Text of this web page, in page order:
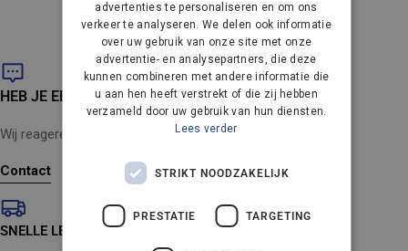
HEB JE EEN VRAAG?
Wij reageren binnen 24 uur (maandag tot en met vrijdag).
Contact
SNELLE LEVERING
DUTCH
FRENCH
FINNISH
SWEDISH
advertenties te personaliseren en om ons
verkeer te analyseren. We delen ook informatie
over uw gebruik van onze site met onze
advertentie- en analysepartners, die deze
kunnen combineren met andere informatie die
u aan hen heeft verstrekt of die zij hebben
verzameld door uw gebruik van hun diensten.
Lees verder
STRIKT NOODZAKELIJK
PRESTATIE TARGETING